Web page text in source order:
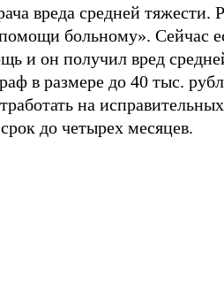
вреда средней тяжести.
больному». Сейчас
и он получил вред
в размере до 40 тыс.
на
до четырех месяцев.